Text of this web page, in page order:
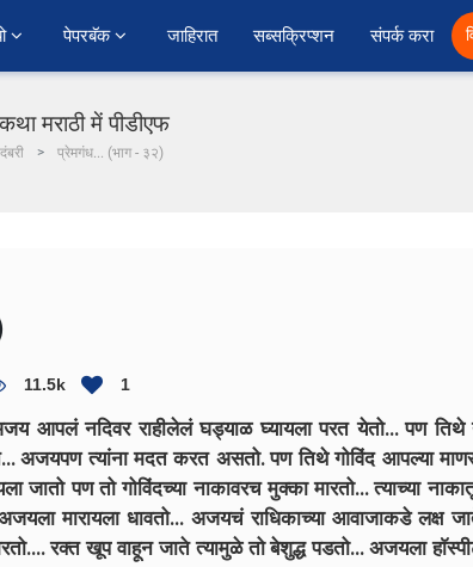
पेपरबॅक जाहिरात सब्सक्रिप्शन संपर्क करा
मराठी में पीडीएफ
प्रेमगंध... (भाग - ३२)
11.5k 1
आपलं नदिवर राहीलेलं घड्याळ घ्यायला परत येतो... पण तिथे
अजयपण त्यांना मदत करत असतो. पण तिथे गोविंद आपल्या
जातो पण तो गोविंदच्या नाकावरच मुक्का मारतो... त्याच्या
मारायला धावतो... अजयचं राधिकाच्या आवाजाकडे लक्ष
रक्त खूप वाहून जाते त्यामुळे तो बेशुद्ध पडतो... अजयला